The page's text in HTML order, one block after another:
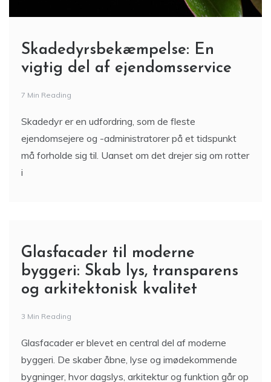
Skadedyrsbekæmpelse: En
vigtig del af ejendomsservice
7 Min Reading
Skadedyr er en udfordring, som de fleste
ejendomsejere og -administratorer på et tidspunkt
må forholde sig til. Uanset om det drejer sig om rotter
i
Glasfacader til moderne
byggeri: Skab lys, transparens
og arkitektonisk kvalitet
3 Min Reading
Glasfacader er blevet en central del af moderne
byggeri. De skaber åbne, lyse og imødekommende
bygninger, hvor dagslys, arkitektur og funktion går op